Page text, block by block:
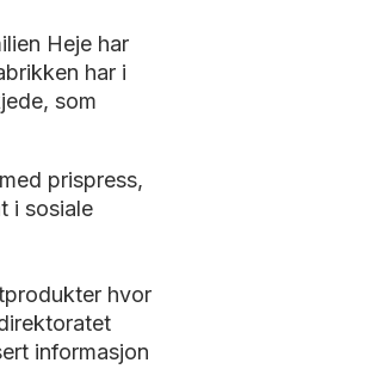
Heje har
har i
som
prispress,
i sosiale
hvor
informasjon